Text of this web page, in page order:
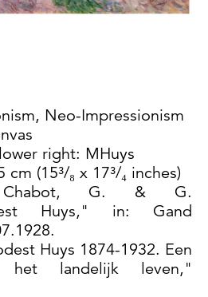
Neo-Impressionism
right: MHuys
cm (15³/₈ x 17³/₄ inches)
G. & G.
Huys," in: Gand
Huys 1874-1932. Een
het landelijk leven,"